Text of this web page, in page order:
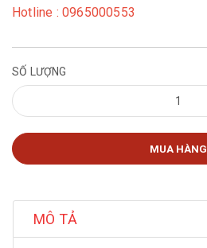
Hotline : 0965000553
SỐ LƯỢNG
MUA HÀNG
MÔ TẢ